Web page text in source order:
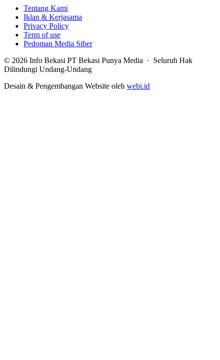
Tentang Kami
Iklan & Kerjasama
Privacy Policy
Term of use
Pedoman Media Siber
© 2026 Info Bekasi PT Bekasi Punya Media · Seluruh Hak
Dilindungi Undang-Undang
Desain & Pengembangan Website oleh webi.id